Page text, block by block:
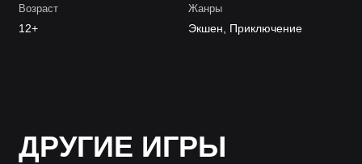
Возраст
12+
Жанры
Экшен, Приключение
ДРУГИЕ ИГРЫ